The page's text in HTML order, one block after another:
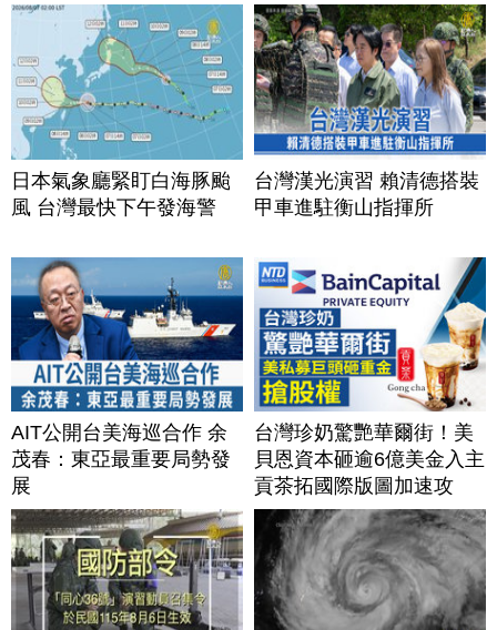
日本氣象廳緊盯白海豚颱
風 台灣最快下午發海警
台灣漢光演習 賴清德搭裝
甲車進駐衡山指揮所
AIT公開台美海巡合作 余
茂春：東亞最重要局勢發
展
台灣珍奶驚艷華爾街！美
貝恩資本砸逾6億美金入主
貢茶拓國際版圖加速攻
美？｜#財經新聞｜
20260806(四)